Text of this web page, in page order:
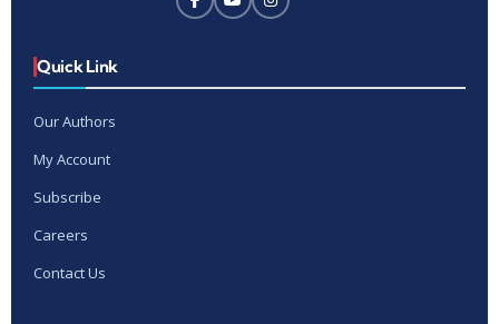
Quick Link
Our Authors
My Account
Subscribe
Careers
Contact Us